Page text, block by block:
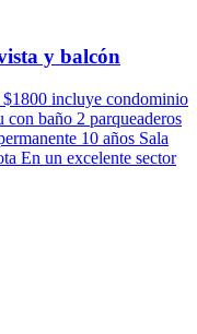
y balcón
incluye condominio
baño 2 parqueaderos
10 años Sala
En un excelente sector